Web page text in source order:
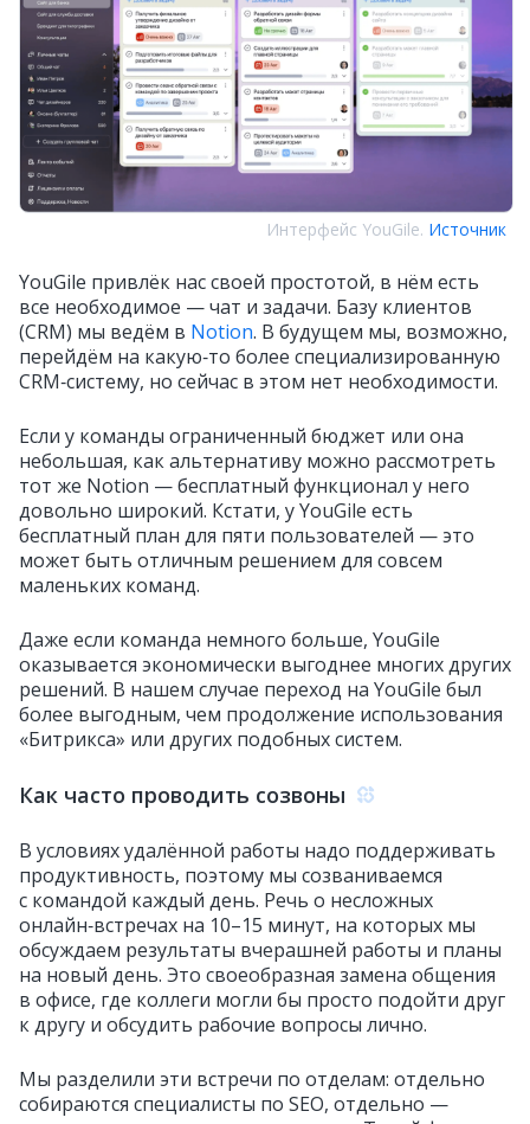
Интерфейс YouGile. Источник
YouGile привлёк нас своей простотой, в нём есть
все необходимое — чат и задачи. Базу клиентов
(CRM) мы ведём в Notion. В будущем мы, возможно,
перейдём на какую‑то более специализированную
CRM‑систему, но сейчас в этом нет необходимости.
Если у команды ограниченный бюджет или она
небольшая, как альтернативу можно рассмотреть
тот же Notion — бесплатный функционал у него
довольно широкий. Кстати, у YouGile есть
бесплатный план для пяти пользователей — это
может быть отличным решением для совсем
маленьких команд.
Даже если команда немного больше, YouGile
оказывается экономически выгоднее многих других
решений. В нашем случае переход на YouGile был
более выгодным, чем продолжение использования
«Битрикса» или других подобных систем.
Как часто проводить созвоны
В условиях удалённой работы надо поддерживать
продуктивность, поэтому мы созваниваемся
с командой каждый день. Речь о несложных
онлайн‑встречах на 10–15 минут, на которых мы
обсуждаем результаты вчерашней работы и планы
на новый день. Это своеобразная замена общения
в офисе, где коллеги могли бы просто подойти друг
к другу и обсудить рабочие вопросы лично.
Мы разделили эти встречи по отделам: отдельно
собираются специалисты по SEO, отдельно —